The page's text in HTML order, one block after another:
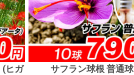
(ヒガ
サフラン球根 普通球